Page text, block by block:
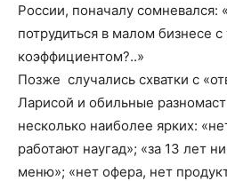
России, поначалу сомневался:
потрудиться в малом бизнесе
коэффициентом?..»
Позже случались схватки с
Ларисой и обильные
несколько наиболее ярких:
работают наугад»; «за 13 лет
меню»; «нет офера, нет